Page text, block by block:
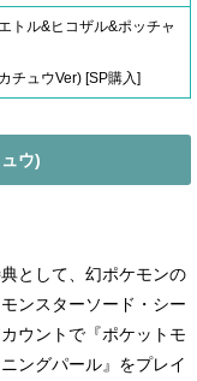
トル&ヒコザル&ポッチャ
チュウVer) [SP購入]
ウ)
として、幻ポケモンの
ンスターソード・シー
ウントで『ポケットモ
ングパール』をプレイ